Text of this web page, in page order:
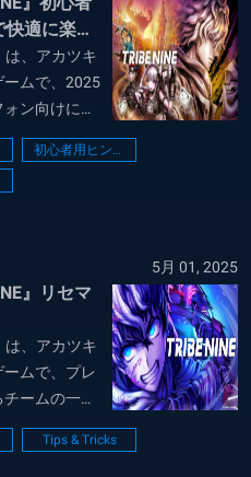
適に楽し
は、アカツキ
ームで、2025
ン向けにリ
トライブ」
未来の東京
を繰り広げ
初心者用ヒント
5月 01, 2025
』リセマ
は、アカツキ
ムで、プレ
ームの一員
ルを繰り広
密なストー
Tips & Tricks